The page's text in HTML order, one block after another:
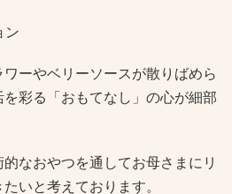
ン
ーやベリーソースが散りばめら
彩る「おもてなし」の心が細部
なおやつを通してお母さまにリ
いと考えております。